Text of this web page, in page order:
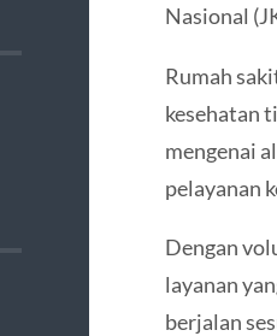
Nasional
Rumah
kesehatan
mengenai
pelayanan
Dengan
layanan
berjalan